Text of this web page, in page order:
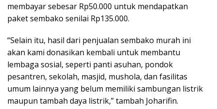
membayar sebesar Rp50.000 untuk mendapatkan
paket sembako senilai Rp135.000.
“Selain itu, hasil dari penjualan sembako murah ini
akan kami donasikan kembali untuk membantu
lembaga sosial, seperti panti asuhan, pondok
pesantren, sekolah, masjid, mushola, dan fasilitas
umum lainnya yang belum memiliki sambungan listrik
maupun tambah daya listrik,” tambah Joharifin.